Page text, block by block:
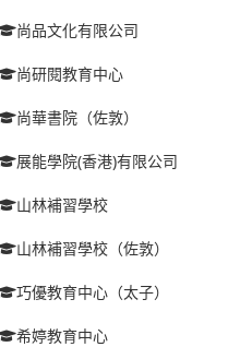
尚品文化有限公司
尚研閱教育中心
尚華書院（佐敦）
展能學院(香港)有限公司
山林補習學校
山林補習學校（佐敦）
巧優教育中心（太子）
希婷教育中心